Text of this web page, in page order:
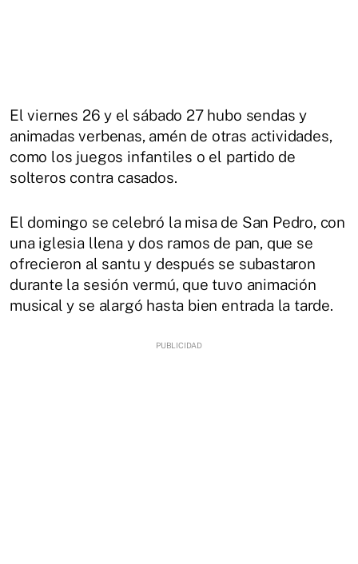
El viernes 26 y el sábado 27 hubo sendas y
animadas verbenas, amén de otras actividades,
como los juegos infantiles o el partido de
solteros contra casados.
El domingo se celebró la misa de San Pedro, con
una iglesia llena y dos ramos de pan, que se
ofrecieron al santu y después se subastaron
durante la sesión vermú, que tuvo animación
musical y se alargó hasta bien entrada la tarde.